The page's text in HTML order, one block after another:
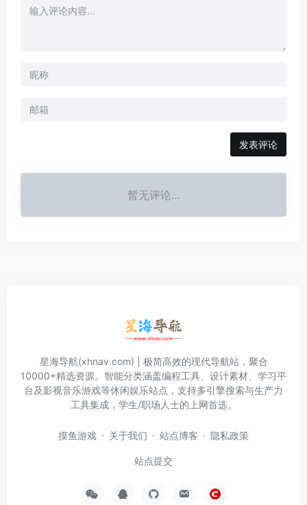
发表评论
暂无评论...
星海导航(xhnav.com) | 极简高效的现代导航站，聚合
10000+精选资源。智能分类涵盖编程工具、设计素材、学习平
台及影视音乐游戏等休闲娱乐站点，支持多引擎搜索与生产力
工具集成，学生/职场人士的上网首选。
摸鱼游戏 关于我们 站点博客 隐私政策
站点提交